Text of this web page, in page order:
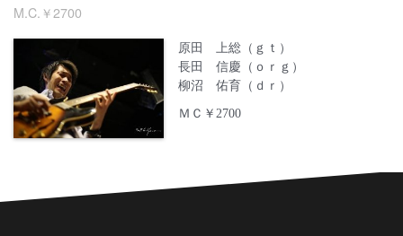
M.C.￥2700
原田 上総（ｇｔ）
長田 信慶（ｏｒｇ）
柳沼 佑育（ｄｒ）
ＭＣ￥2700